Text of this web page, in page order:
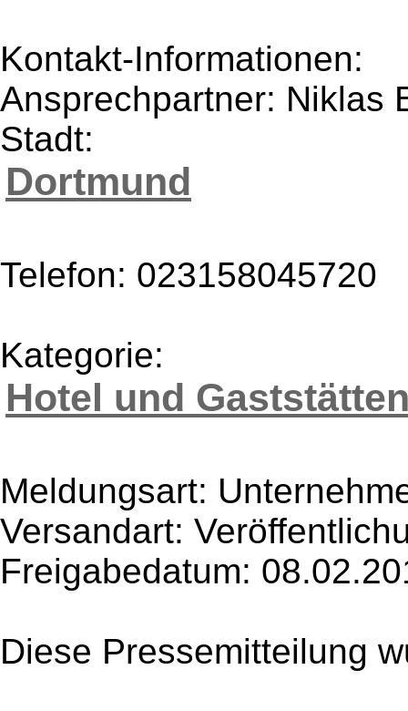
Kontakt-Informationen:
Ansprechpartner: Niklas
Stadt:
Dortmund
Telefon: 023158045720
Kategorie:
Hotel und
Meldungsart:
Versandart:
Freigabedatum:
Diese Pressemitteilung